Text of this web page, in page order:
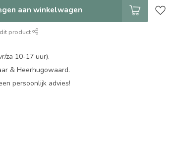
aan winkelwagen
product
za 10-17 uur).
& Heerhugowaard.
persoonlijk advies!